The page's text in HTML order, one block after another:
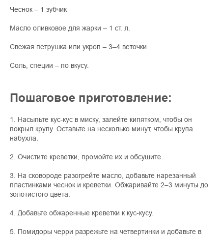
Чеснок – 1 зубчик
Масло оливковое для жарки – 1 ст. л.
Свежая петрушка или укроп – 3–4 веточки
Соль, специи – по вкусу.
Пошаговое приготовление:
1. Насыпьте кус-кус в миску, залейте кипятком, чтобы он
покрыл крупу. Оставьте на несколько минут, чтобы крупа
набухла.
2. Очистите креветки, промойте их и обсушите.
3. На сковороде разогрейте масло, добавьте нарезанный
пластинками чеснок и креветки. Обжаривайте 2–3 минуты до
золотистого цвета.
4. Добавьте обжаренные креветки к кус-кусу.
5. Помидоры черри разрежьте на четвертинки и добавьте в